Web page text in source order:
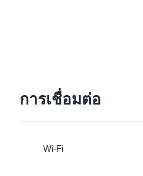
การเชื่อมต่อ
Wi-Fi